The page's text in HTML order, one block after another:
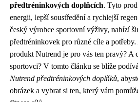
předtréninkových doplňcích. Tyto
energii, lepší soustředění a rychlejší
český výrobce sportovní výživy, nabízí
předtréninkovek pro různé cíle a
produkt Nutrend je pro vás ten pravý? A
sportovci? V tomto článku se blíže
Nutrend předtréninkových doplňků,
obrázek a vybrat si ten, který vám